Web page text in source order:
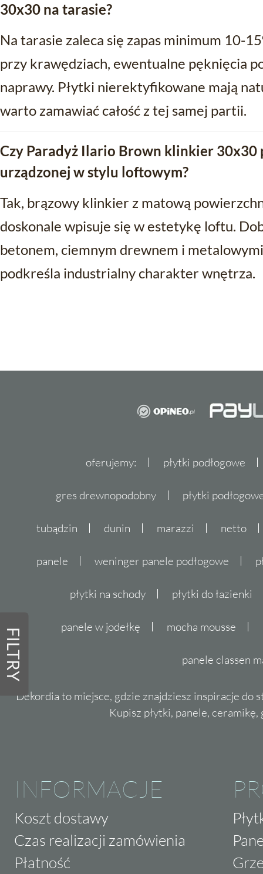
FILTRY
30x30 na tarasie?
Na tarasie zaleca się zapas minimum 10-
przy krawędziach, ewentualne pęknięcia
naprawy. Płytki nierektyfikowane mają
warto zamawiać całość z tej samej partii.
Czy Paradyż Ilario Brown klinkier 30x30
urządzonej w stylu loftowym?
Tak, brązowy klinkier z matową
doskonale wpisuje się w estetykę loftu.
betonem, ciemnym drewnem i
podkreśla industrialny charakter wnętrza.
oferujemy: płytki podłogowe
gres drewnopodobny płytki
tubądzin dunin marazzi netto
panele weninger panele podłogowe
płytki na schody płytki do łazienki
panele w jodełkę mocha mousse
panele classen
Dekordia to miejsce, gdzie znajdziesz inspiracje do
Kupisz płytki, panele,
INFORMACJE
Koszt dostawy
Czas realizacji zamówienia
Płatność